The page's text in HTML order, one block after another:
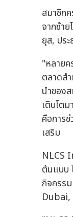
สมาชิก
จากซ้า
ยุส, ปร
"หลาย
ตลาดส
นำของ
เติบโต
คือการ
เสริม
NLCS
ต้นแบบ
กิจกรร
Dubai,